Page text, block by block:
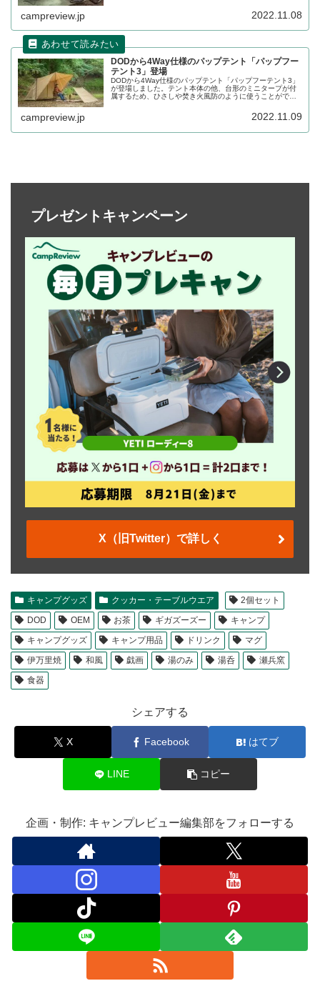
campreview.jp 2022.11.08
DODから4Way仕様のパップテント「パップフー
テント3」登場
DODから4Way仕様のパップテント「パップフーテント3」
が登場しました。テント本体の他、台形のミニタープが付
属するため、ひさしや焚き火風防のように使うことができ
campreview.jp 2022.11.09
プレゼントキャンペーン
X（旧Twitter）で詳しく
キャンプグッズ クッカー・テーブルウエア
2個セット
DOD
OEM お茶 ギガズーズー
キャンプ
キャンプグッズ
キャンプ用品 ドリンク
マグ
伊万里焼
和風 戯画 湯のみ 湯呑
瀬兵窯
食器
シェアする
X Facebook はてブ
LINE コピー
企画・制作: キャンプレビュー編集部をフォローする